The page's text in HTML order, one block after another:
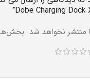
Dobe Charging Dock
منتشر نخواهد شد.